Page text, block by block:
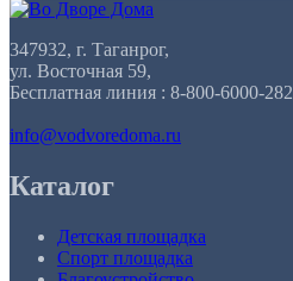
347932, г. Таганрог,
ул. Восточная 59,
Бесплатная линия : 8-800-6000-282
info@vodvoredoma.ru
Каталог
Детская площадка
Спорт площадка